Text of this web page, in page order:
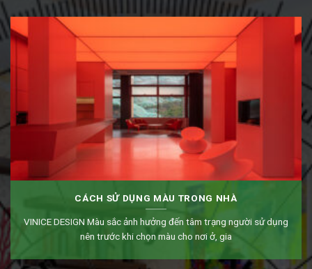
CÁCH SỬ DỤNG MÀU TRONG NHÀ
VINICE DESIGN Màu sắc ảnh hưởng đến tâm trạng người sử dụng
nên trước khi chọn màu cho nơi ở, gia